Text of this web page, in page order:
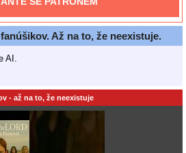
Až na to, že neexistuje.
AI.
- až na to, že neexistuje